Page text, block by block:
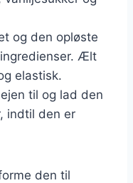
og den opløste
Ælt
elastisk.
til og lad den
indtil den er
den til